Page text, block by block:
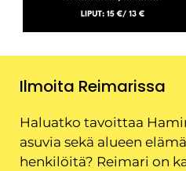
Ilmoita Reimarissa
Haluatko tavoittaa
asuvia sekä alueen
henkilöitä? Reimari on